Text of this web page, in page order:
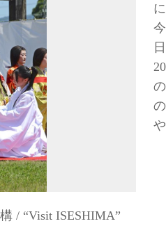
/ “Visit ISESHIMA”